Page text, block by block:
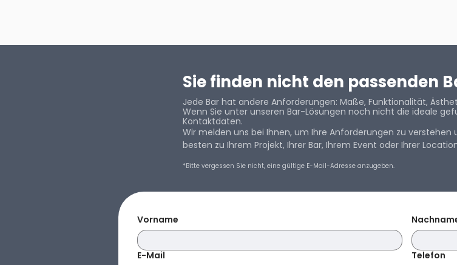
Sie finden nicht den passenden
Jede Bar hat andere Anforderungen: Maße, Funktionalität,
Wenn Sie unter unseren Bar-Lösungen noch nicht die ideale
Kontaktdaten.
Wir melden uns bei Ihnen, um Ihre Anforderungen zu verstehen
besten zu Ihrem Projekt, Ihrer Bar, Ihrem Event oder Ihrer
*Bitte vergessen Sie nicht, eine gültige E-Mail-Adresse anzugeben.
Vorname
E-Mail Telefon